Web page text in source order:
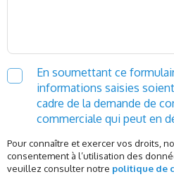
En soumettant ce
informations saisies
cadre de la demande de
commerciale qui peut en
Pour connaître et exercer vos droits,
consentement à l’utilisation des
veuillez consulter notre politique de